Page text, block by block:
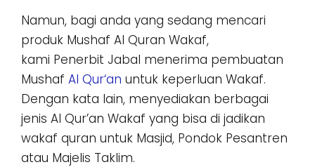
Namun, bagi anda yang sedang mencari
produk Mushaf Al Quran Wakaf,
kami Penerbit Jabal menerima pembuatan
Mushaf Al Qur‘an untuk keperluan Wakaf.
Dengan kata lain, menyediakan berbagai
jenis Al Qur’an Wakaf yang bisa di jadikan
wakaf quran untuk Masjid, Pondok Pesantren
atau Majelis Taklim.